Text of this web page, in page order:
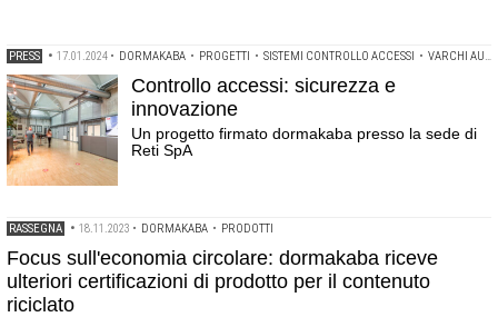
PRESS • 17.01.2024 • DORMAKABA • PROGETTI • SISTEMI CONTROLLO ACCESSI • VARCHI AUTOMATICI
Controllo accessi: sicurezza e
innovazione
Un progetto firmato dormakaba presso la sede di
Reti SpA
RASSEGNA • 18.11.2023 • DORMAKABA • PRODOTTI
Focus sull'economia circolare: dormakaba riceve
ulteriori certificazioni di prodotto per il contenuto
riciclato